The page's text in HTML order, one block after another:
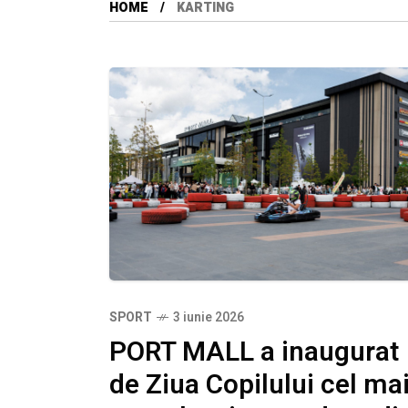
HOME KARTING
SPORT 3 iunie 2026
PORT MALL a inaugurat
de Ziua Copilului cel